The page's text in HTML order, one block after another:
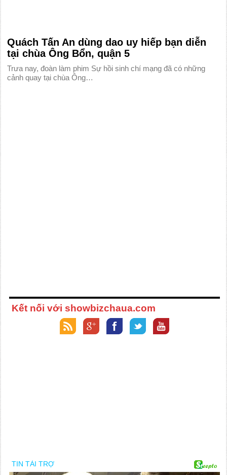
Quách Tấn An dùng dao uy hiếp bạn diễn
tại chùa Ông Bổn, quận 5
Trưa nay, đoàn làm phim Sự hồi sinh chí mạng đã có những
cảnh quay tại chùa Ông…
Kết nối với showbizchaua.com